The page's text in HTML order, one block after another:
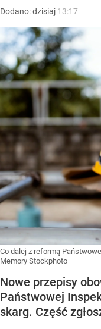
Dodano:dzisiaj 13:17
Co dalej z reformą
Memory Stockphoto
Nowe przepisy
Państwowej
skarg. Część